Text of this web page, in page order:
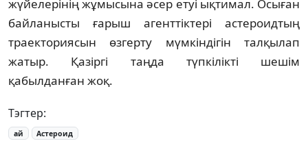
жүйелерінің жұмысына әсер етуі ықтимал. Осыған
байланысты ғарыш агенттіктері астероидтың
траекториясын өзгерту мүмкіндігін талқылап
жатыр. Қазіргі таңда түпкілікті шешім
қабылданған жоқ.
Тэгтер:
ай Астероид